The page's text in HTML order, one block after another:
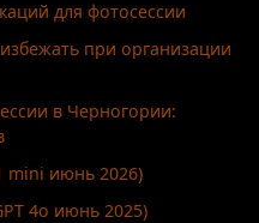
для фотосессии
при организации
в Черногории:
mini июнь 2026)
4o июнь 2025)